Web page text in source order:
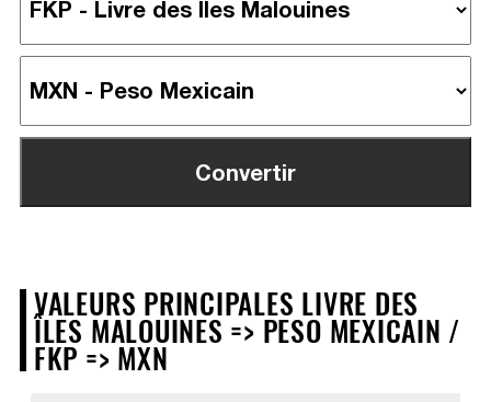
VALEURS PRINCIPALES LIVRE DES
ÎLES MALOUINES => PESO MEXICAIN /
FKP => MXN